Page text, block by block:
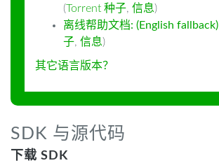
(Torrent 种子, 信息)
离线帮助文档: (English fallback)
子, 信息)
其它语言版本？
SDK 与源代码
下载 SDK